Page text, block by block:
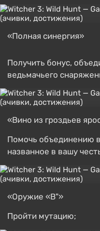
«Полная синергия»
Получить бонус,
ведьмачьего
«Вино из гроздьев
Помочь объединению
названное в вашу
«Оружие «В"»
Пройти мутацию;